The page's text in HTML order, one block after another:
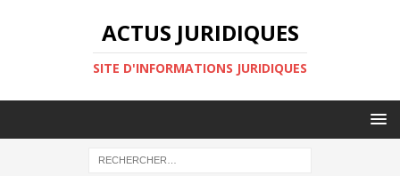
ACTUS JURIDIQUES
SITE D'INFORMATIONS JURIDIQUES